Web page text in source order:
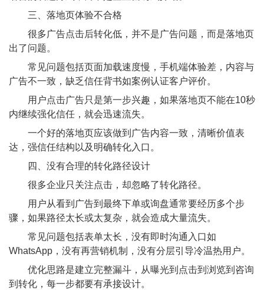
三、落地页体验不合格
很多广告点击后转化低，并不是广告问题，而是落地页
出了问题。
常见问题包括页面加载速度慢，手机端体验差，内容与
广告不一致，缺乏信任背书如案例认证客户评价。
用户点击广告只是第一步兴趣，如果落地页不能在10秒
内继续强化信任，就会迅速流失。
一个好的落地页应该做到广告内容一致，清晰价值表
达，强信任结构以及明确转化入口。
四、没有合理的转化路径设计
很多企业只关注点击，却忽略了转化路径。
用户从看到广告到最终下单或询盘通常要经历多个步
骤，如果路径太长或太复杂，就会造成大量流失。
常见问题包括表单太长，没有即时沟通入口如
WhatsApp，没有再营销机制，没有分层引导冷温热用户。
优化思路是建立完整漏斗，从曝光到点击到浏览到咨询
到转化，每一步都要有承接设计。